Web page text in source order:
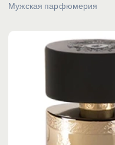
Мужская парфюмерия